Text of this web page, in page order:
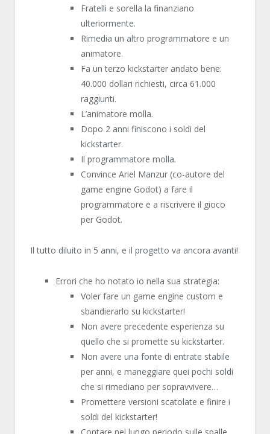
Fratelli e sorella la finanziano
ulteriormente.
Rimedia un altro programmatore e un
animatore.
Fa un terzo kickstarter andato bene:
40.000 dollari richiesti, circa 61.000
raggiunti.
L’animatore molla.
Dopo 2 anni finiscono i soldi del
kickstarter.
Il programmatore molla.
Convince Ariel Manzur (co-autore del
game engine Godot) a fare il
programmatore e a riscrivere il gioco
per Godot.
Il tutto diluito in 5 anni, e il progetto va ancora avanti!
Errori che ho notato io nella sua strategia:
Voler fare un game engine custom e
sbandierarlo su kickstarter!
Non avere precedente esperienza su
quello che si promette su kickstarter.
Non avere una fonte di entrate stabile
per anni, e maneggiare quei pochi soldi
che si rimediano per sopravvivere…
Promettere versioni scatolate e finire i
soldi del kickstarter!